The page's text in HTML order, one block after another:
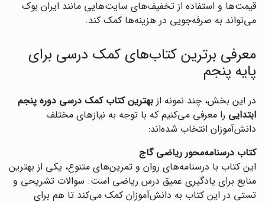
قیمت‌ها و استفاده از تخفیف‌های سایت‌هایی مانند ایران بوک
می‌تواند به صرفه‌جویی در هزینه‌ها کمک کند.
معرفی برترین کتاب‌های کمک درسی برای
پایه پنجم
در این بخش، چند نمونه از بهترین کتاب کمک درسی دوره پنجم
ابتدایی را معرفی می‌کنیم که با توجه به نیازهای مختلف
دانش‌آموزان انتخاب شده‌اند:
کتاب درسنامه‌محور ریاضی گاج
این کتاب با درسنامه‌های روان و تمرین‌های متنوع، یکی از بهترین
منابع برای یادگیری عمیق درس ریاضی است. سوالات تشریحی و
تستی در این کتاب به دانش‌آموزان کمک می‌کند تا هم برای